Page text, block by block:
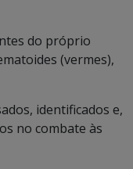
do próprio
(vermes),
identificados e,
no combate às